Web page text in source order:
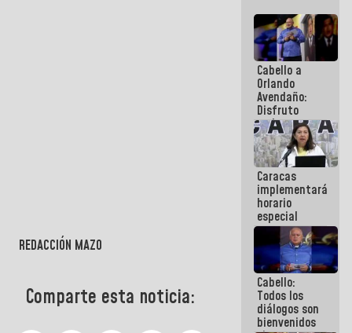
REDACCIÓN MAZO
Comparte esta noticia:
Cabello a
Orlando
Avendaño:
Disfruto
cada vez
que escribes
porque lo
que haces
es
embarrarla
Caracas
implementará
horario
especial
para
adaptarse
al plan de
ahorro
energético
Cabello:
Todos los
diálogos son
bienvenidos